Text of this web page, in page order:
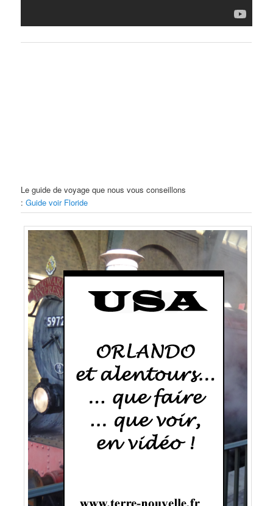
Le guide de voyage que nous vous conseillons
:Guide voir Floride